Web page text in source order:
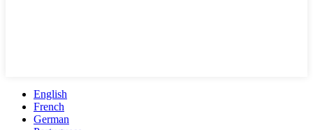
English
French
German